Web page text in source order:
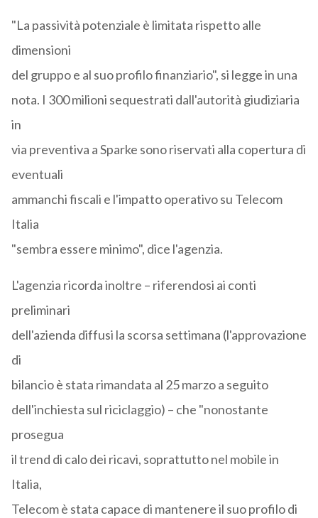
"La passività potenziale è limitata rispetto alle
dimensioni
del gruppo e al suo profilo finanziario", si legge in una
nota. I 300 milioni sequestrati dall'autorità giudiziaria
in
via preventiva a Sparke sono riservati alla copertura di
eventuali
ammanchi fiscali e l'impatto operativo su Telecom
Italia
"sembra essere minimo", dice l'agenzia.
L'agenzia ricorda inoltre – riferendosi ai conti
preliminari
dell'azienda diffusi la scorsa settimana (l'approvazione
di
bilancio è stata rimandata al 25 marzo a seguito
dell'inchiesta sul riciclaggio) – che "nonostante
prosegua
il trend di calo dei ricavi, soprattutto nel mobile in
Italia,
Telecom è stata capace di mantenere il suo profilo di